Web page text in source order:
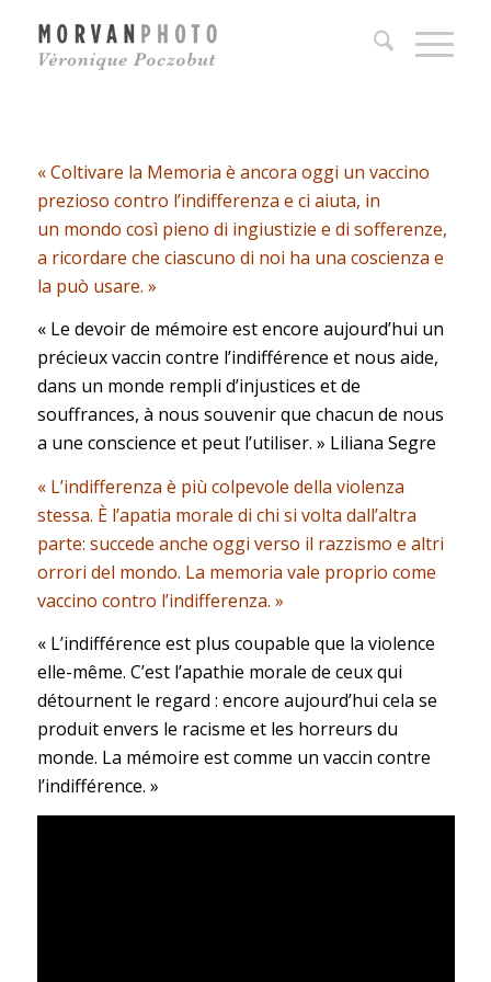
« Coltivare la Memoria è ancora oggi un vaccino
prezioso contro l’indifferenza e ci aiuta, in
un mondo così pieno di ingiustizie e di sofferenze,
a ricordare che ciascuno di noi ha una coscienza e
la può usare. »
« Le devoir de mémoire est encore aujourd’hui un
précieux vaccin contre l’indifférence et nous aide,
dans un monde rempli d’injustices et de
souffrances, à nous souvenir que chacun de nous
a une conscience et peut l’utiliser. » Liliana Segre
« L’indifferenza è più colpevole della violenza
stessa. È l’apatia morale di chi si volta dall’altra
parte: succede anche oggi verso il razzismo e altri
orrori del mondo. La memoria vale proprio come
vaccino contro l’indifferenza. »
« L’indifférence est plus coupable que la violence
elle-même. C’est l’apathie morale de ceux qui
détournent le regard : encore aujourd’hui cela se
produit envers le racisme et les horreurs du
monde. La mémoire est comme un vaccin contre
l’indifférence. »